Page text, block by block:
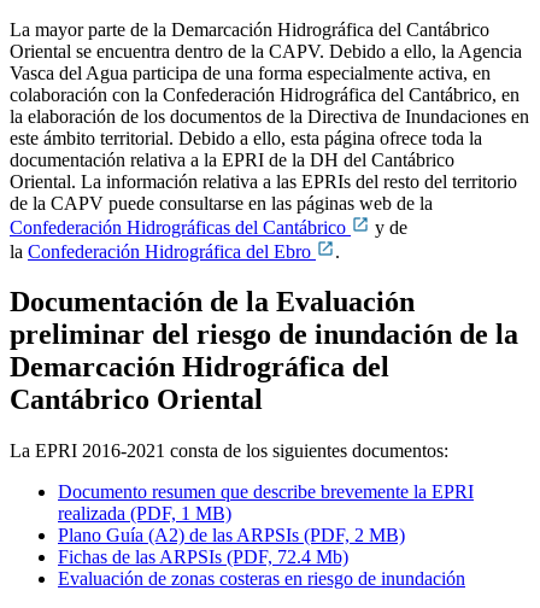
La mayor parte de la Demarcación Hidrográfica del Cantábrico
Oriental se encuentra dentro de la CAPV. Debido a ello, la Agencia
Vasca del Agua participa de una forma especialmente activa, en
colaboración con la Confederación Hidrográfica del Cantábrico, en
la elaboración de los documentos de la Directiva de Inundaciones en
este ámbito territorial. Debido a ello, esta página ofrece toda la
documentación relativa a la EPRI de la DH del Cantábrico
Oriental. La información relativa a las EPRIs del resto del territorio
de la CAPV puede consultarse en las páginas web de la
Confederación Hidrográficas del Cantábrico
y de
la Confederación Hidrográfica del Ebro .
Documentación de la Evaluación
preliminar del riesgo de inundación de la
Demarcación Hidrográfica del
Cantábrico Oriental
La EPRI 2016-2021 consta de los siguientes documentos:
Documento resumen que describe brevemente la EPRI
realizada (PDF, 1 MB)
Plano Guía (A2) de las ARPSIs (PDF, 2 MB)
Fichas de las ARPSIs (PDF, 72.4 Mb)
Evaluación de zonas costeras en riesgo de inundación